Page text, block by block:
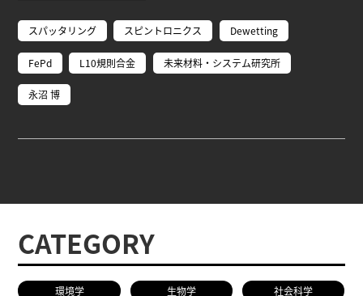
スパッタリング スピントロニクス Dewetting
FePd L10規則合金 未来材料・システム研究所
永沼 博
CATEGORY
環境学 生物学 社会科学